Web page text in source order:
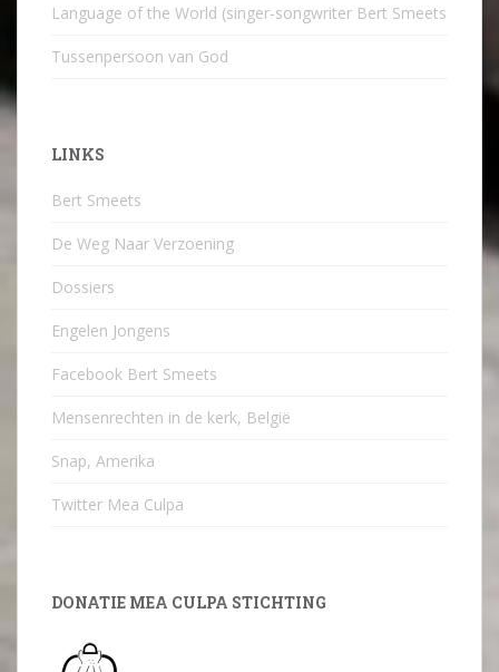
Language of the World (singer-songwriter Bert Smeets
Tussenpersoon van God
LINKS
Bert Smeets
De Weg Naar Verzoening
Dossiers
Engelen Jongens
Facebook Bert Smeets
Mensenrechten in de kerk, België
Snap, Amerika
Twitter Mea Culpa
DONATIE MEA CULPA STICHTING